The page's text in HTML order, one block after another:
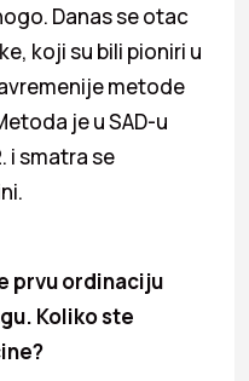
Danas se otac
koji su bili pioniri u
metode
je u SAD-u
i smatra se
prvuordinaciju
Koliko ste